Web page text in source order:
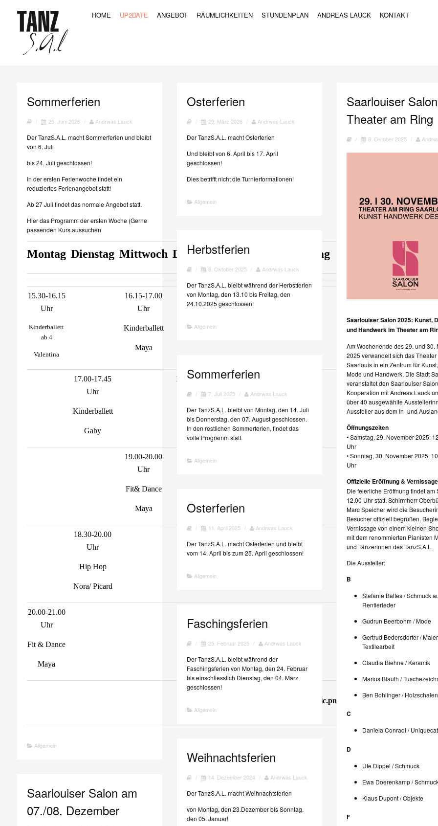
HOME UP2DATE ANGEBOT RÄUMLICHKEITEN STUNDENPLAN ANDREAS LAUCK KONTAKT
Sommerferien
/ 25. Juni 2026 / Andrwas Lauck
Der TanzS.A.L. macht Sommerferien und bleibt
von 6. Juli
bis 24. Juli geschlossen!
In der ersten Ferienwoche findet ein
reduziertes Ferienangebot statt!
Ab 27 Juli findet das normale Angebot statt.
Hier das Programm der ersten Woche (Gerne
passenden Kurs aussuchen
Montag Dienstag Mittwoch Donnerstag Freitag Samstag
15.30-16.15
Uhr
Kinderballett
ab 4
Valentina
16.15-17.00
Uhr
Kinderballett
Maya
17.00-17.45
Uhr
Kinderballett
Gaby
17.00-18.00 Uhr
Kindertanzen
Maya
19.00-20.00
Uhr
Fit& Dance
Maya
18.30-20.00
Uhr
Hip Hop
Nora/ Picard
20.00-21.00
Uhr
Fit & Dance
Maya
Allgemein
Osterferien
/ 29. März 2026 / Andrwas Lauck
Der TanzS.A.L. macht Osterferien
Und bleibt von 6. April bis 17. April
geschlossen!
Dies betrifft nicht die Turnierformationen!
Allgemein
Saarlouiser
Theater am Ring
/ 8. Oktober 2025 /
Saarlouiser Salon 2025: Kunst,
und Handwerk im Theater am
Am Wochenende des 29. und 30.
2025 verwandelt sich das
Saarlouis in ein Zentrum für
Mode und Handwerk. Die Stadt
veranstaltet den Saarlouiser
Kooperation mit Andreas Lauck
über 40 ausgewählte
Aussteller aus dem In- und
Öffnungszeiten
• Samstag, 29. November 2025:
Uhr
• Sonntag, 30. November 2025:
Uhr
Offizielle Eröffnung & Vernissage
Die feierliche Eröffnung findet am
12.00 Uhr statt. Schirmherr
Marc Speicher wird die
Besucher offiziell begrüßen.
Vernissage von einem kleinen
mit dem renommierten Pianisten
und Tänzerinnen des TanzS.A.L.
Die Aussteller:
B
Stefanie Baltes / Schmuck
Rentierleder
Gudrun Beerbohm / Mode
Gertrud Bedersdorfer /
Textilearbeit
Claudia Biehne / Keramik
Marius Blauth /
Ben Bohlinger / Holzschalen
C
Daniela Conradi / Uniquecat
D
Ute Dippel / Schmuck
Ewa Doerenkamp /
Klaus Dupont / Objekte
F
Herbstferien
/ 8. Oktober 2025 / Andrwas Lauck
Der TanzS.A.L. bleibt während der Herbstferien
von Montag, den 13.10 bis Freitag, den
24.10.2025 geschlossen!
Allgemein
Sommerferien
/ 7. Juli 2025 / Andrwas Lauck
Der TanzS.A.L. bleibt von Montag, den 14. Juli
bis Donnerstag, den 07. August geschlossen.
In den restlichen Sommerferien, findet das
volle Programm statt.
Allgemein
Osterferien
/ 11. April 2025 / Andrwas Lauck
Der TanzS.A.L. macht Osterferien und bleibt
vom 14. April bis zum 25. April geschlossen!
Allgemein
Faschingsferien
/ 25. Februar 2025 / Andrwas Lauck
Der TanzS.A.L. bleibt während der
Faschingsferien von Montag, den 24. Februar
bis einschliesslich Dienstag, den 04. März
geschlossen!
Allgemein
Weihnachtsferien
/ 14. Dezember 2024 / Andrwas Lauck
Der TanzS.A.L. macht Weihnachtsferien
von Montag, den 23.Dezember bis Sonntag,
den 05. Januar!
Saarlouiser Salon am
07./08. Dezember